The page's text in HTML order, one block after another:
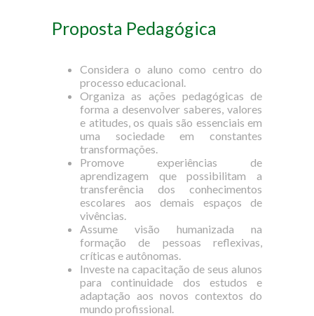
Proposta Pedagógica
Considera o aluno como centro do
processo educacional.
Organiza as ações pedagógicas de
forma a desenvolver saberes, valores
e atitudes, os quais são essenciais em
uma sociedade em constantes
transformações.
Promove experiências de
aprendizagem que possibilitam a
transferência dos conhecimentos
escolares aos demais espaços de
vivências.
Assume visão humanizada na
formação de pessoas reflexivas,
críticas e autônomas.
Investe na capacitação de seus alunos
para continuidade dos estudos e
adaptação aos novos contextos do
mundo profissional.